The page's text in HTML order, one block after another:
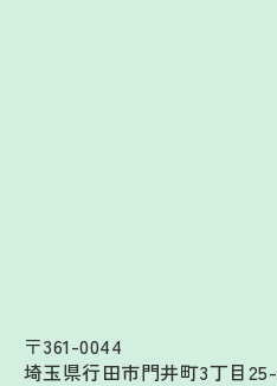
〒361-0044
埼玉県行田市門井町3丁目